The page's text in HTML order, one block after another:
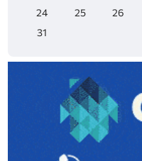
24
25 26
31